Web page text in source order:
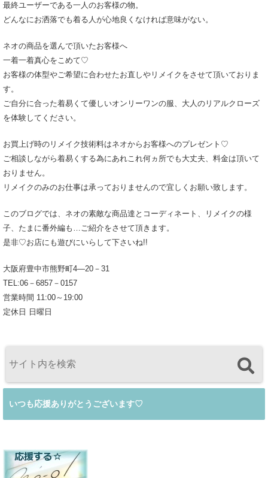
最終ユーザーである一人のお客様の物。
どんなにお洒落でも着る人が心地良くなければ意味がない。
ネオの商品を選んで頂いたお客様へ
一着一着真心をこめて♡
お客様の体型やご希望に合わせたお直しやリメイクをさせて頂いておりま
す。
ご自分に合った着易くて優しいオンリーワンの服、大人のリアルクローズ
を体験してください。
お買上げ時のリメイク技術料はネオからお客様へのプレゼント♡
ご相談しながら着易くする為にあれこれ何ヵ所でも大丈夫、料金は頂いて
おりません。
リメイクのみのお仕事は承っておりませんので宜しくお願い致します。
このブログでは、ネオの素敵な商品達とコーディネート、リメイクの様
子、たまに番外編も…ご紹介をさせて頂きます。
是非♡お店にも遊びにいらして下さいね!!
大阪府豊中市熊野町4―20－31
TEL:06－6857－0157
営業時間 11:00～19:00
定休日 日曜日
いつも応援ありがとうございます♡